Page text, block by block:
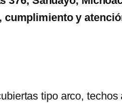
cumplimiento y
tipo arco,